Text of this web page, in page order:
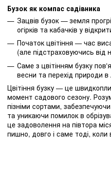
Бузок як компас садівника
Зацвів бузок — земля
огірків та кабачків у
Початок цвітіння — час
(але підстраховуючись від
Саме з цвітінням бузку
весни та перехід природи в
Цвітіння бузку — це
момент садового сезону.
пізніми сортами,
та уникаючи помилок в
це задоволення на півтора
пишно, довго і саме тоді,